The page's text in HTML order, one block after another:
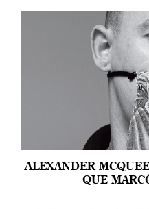
ALEXANDER
QUE